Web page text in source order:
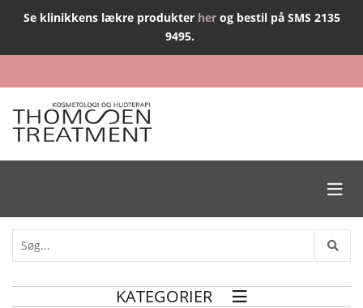
Se klinikkens lækre produkter herog bestil på SMS 2135
9495.

KATEGORIER 